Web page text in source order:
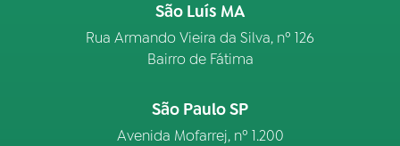
São Luís MA
Rua Armando Vieira da Silva, nº 126
Bairro de Fátima
São Paulo SP
Avenida Mofarrej, nº 1.200